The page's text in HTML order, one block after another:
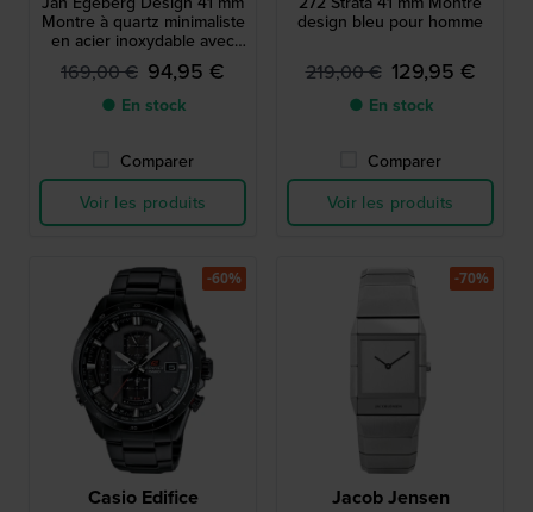
Montre à quartz minimaliste
en acier inoxydable avec
date
169,00 € 94,95 €
● En stock
Comparer
Voir les produits
design bleu pour homme
219,00 € 129,95 €
● En stock
Comparer
Voir les produits
Casio Edifice
-60%
Jacob Jensen
-70%